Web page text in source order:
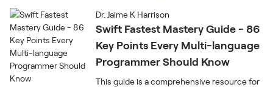
Dr. Jaime K Harrison
Swift Fastest Mastery Guide - 86
Key Points Every Multi-language
Programmer Should Know
This guide is a comprehensive resource for